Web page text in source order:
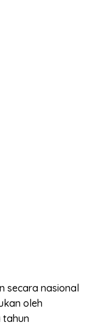
secara nasional
oleh
tahun